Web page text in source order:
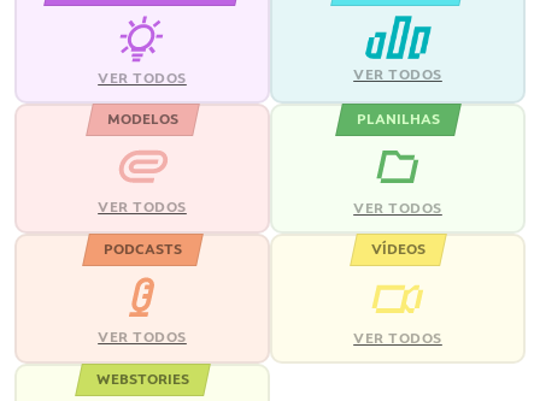
VER TODOS VER TODOS
MODELOS
VER TODOS
PLANILHAS
VER TODOS
PODCASTS
VER TODOS
VÍDEOS
VER TODOS
WEBSTORIES